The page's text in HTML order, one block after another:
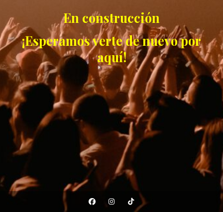
En construcción
¡Esperamos verte de nuevo por
aquí!